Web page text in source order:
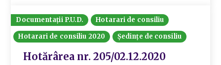
Documentații P.U.D.
Hotarari de consiliu
Hotarari de consiliu 2020
Ședințe de consiliu
Hotărârea nr. 205/02.12.2020